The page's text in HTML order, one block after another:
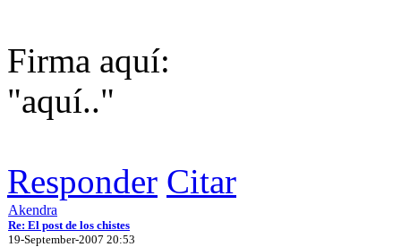
Firma aquí:
"aquí.."
Responder Citar
Akendra
Re: El post de los chistes
19-September-2007 20:53